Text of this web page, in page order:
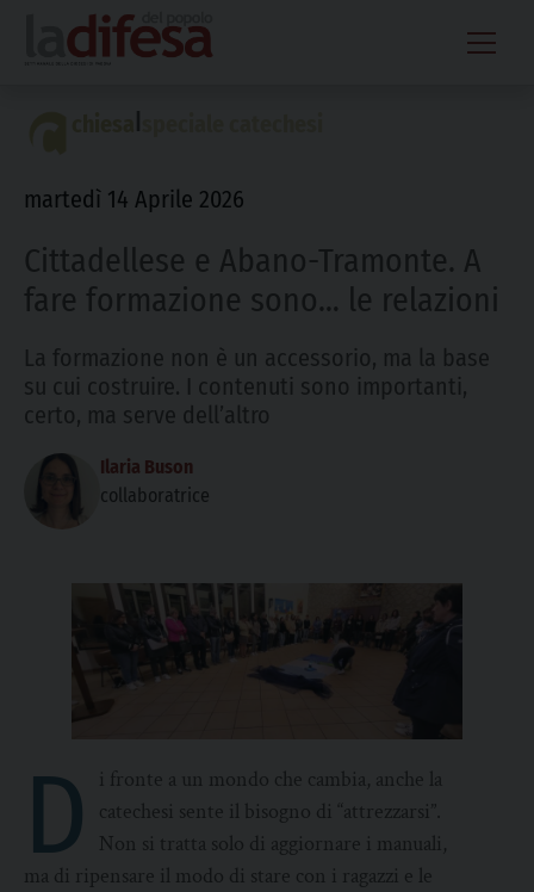
content
martedì 14 Aprile 2026
Cittadellese e Abano-Tramonte. A
fare formazione sono… le relazioni
La formazione non è un accessorio, ma la base
su cui costruire. I contenuti sono importanti,
certo, ma serve dell’altro
Ilaria Buson
collaboratrice
D
i fronte a un mondo che cambia, anche la
catechesi sente il bisogno di “attrezzarsi”.
Non si tratta solo di aggiornare i manuali,
ma di ripensare il modo di stare con i ragazzi e le